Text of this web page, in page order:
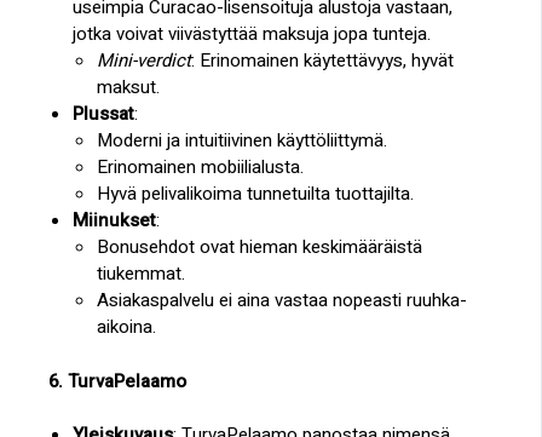
useimpia Curacao-lisensoituja alustoja vastaan,
jotka voivat viivästyttää maksuja jopa tunteja.
Mini-verdict: Erinomainen käytettävyys, hyvät
maksut.
Plussat:
Moderni ja intuitiivinen käyttöliittymä.
Erinomainen mobiilialusta.
Hyvä pelivalikoima tunnetuilta tuottajilta.
Miinukset:
Bonusehdot ovat hieman keskimääräistä
tiukemmat.
Asiakaspalvelu ei aina vastaa nopeasti ruuhka-
aikoina.
6. TurvaPelaamo